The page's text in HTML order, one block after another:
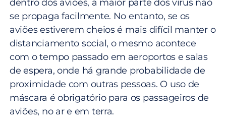
dentro dos aviões, a maior parte dos vírus não
se propaga facilmente. No entanto, se os
aviões estiverem cheios é mais difícil manter o
distanciamento social, o mesmo acontece
com o tempo passado em aeroportos e salas
de espera, onde há grande probabilidade de
proximidade com outras pessoas. O uso de
máscara é obrigatório para os passageiros de
aviões, no ar e em terra.